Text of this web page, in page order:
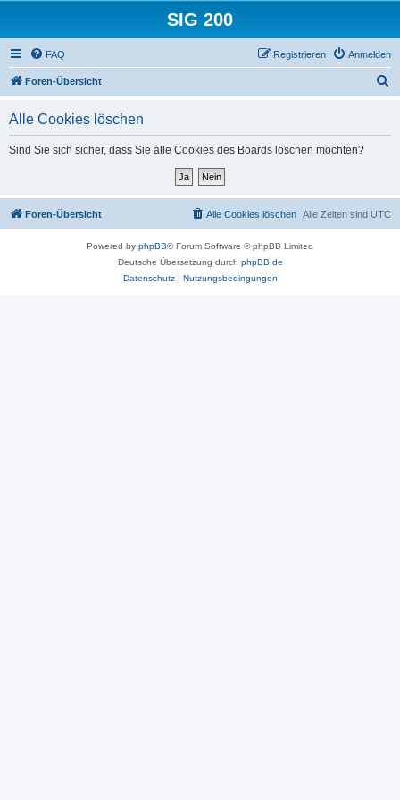
SIG 200
FAQ Anmelden
Registrieren
Foren-Übersicht
Alle Cookies löschen
Sind Sie sich sicher, dass Sie alle Cookies des Boards löschen möchten?
Foren-Übersicht Alle Zeiten sind UTC
Alle Cookies löschen
Powered by phpBB® Forum Software © phpBB Limited
Deutsche Übersetzung durch phpBB.de
Datenschutz| Nutzungsbedingungen